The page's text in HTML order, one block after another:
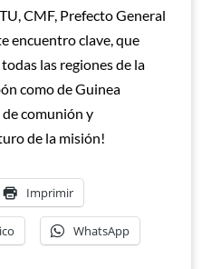
CMF, Prefecto General
encuentro clave, que
las regiones de la
como de Guinea
comunión y
de la misión!
Imprimir
WhatsApp